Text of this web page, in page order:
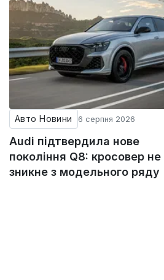
Авто Новини 6 серпня 2026
Audi підтвердила нове
покоління Q8: кросовер не
зникне з модельного ряду